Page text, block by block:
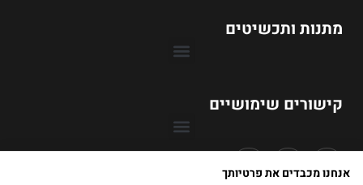
מתנות ותכשיטים
קישורים שימושיים
אנחנו מכבדים את פרטיותך